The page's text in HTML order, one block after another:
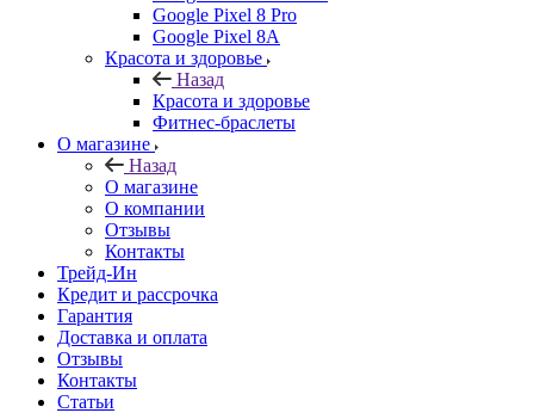
Google Pixel 8 Pro
Google Pixel 8A
Красота и здоровье
Назад
Красота и здоровье
Фитнес-браслеты
О магазине
Назад
О магазине
О компании
Отзывы
Контакты
Трейд-Ин
Кредит и рассрочка
Гарантия
Доставка и оплата
Отзывы
Контакты
Статьи